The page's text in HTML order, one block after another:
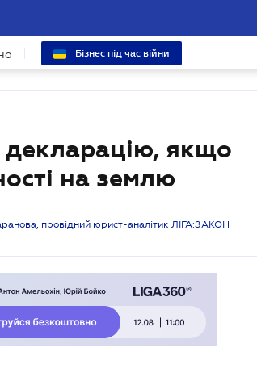
Бізнес під час війни
якщо
на землю
провідний юрист-аналітик ЛІГА:ЗАКОН